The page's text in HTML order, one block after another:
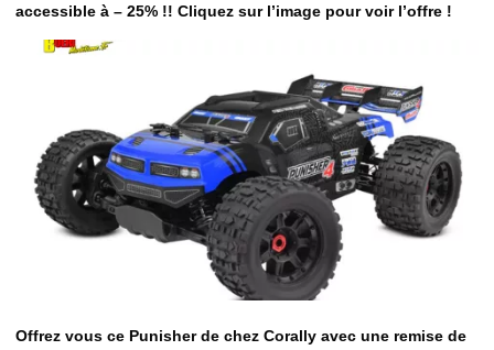
accessible à – 25% !! Cliquez sur l’image pour voir l’offre !
Offrez vous ce Punisher de chez Corally avec une remise de